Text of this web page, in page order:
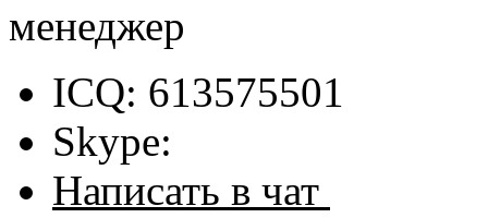
менеджер
ICQ: 613575501
Skype:
Написать в чат